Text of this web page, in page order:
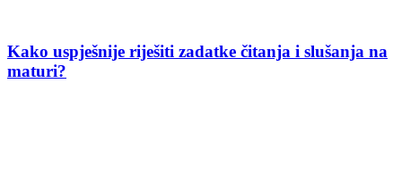
Kako uspješnije riješiti zadatke čitanja i slušanja na
maturi?